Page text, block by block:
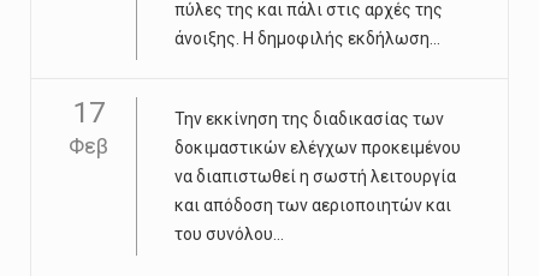
πύλες της και πάλι στις αρχές της
άνοιξης. Η δημοφιλής εκδήλωση...
17
Φεβ
Την εκκίνηση της διαδικασίας των
δοκιμαστικών ελέγχων προκειμένου
να διαπιστωθεί η σωστή λειτουργία
και απόδοση των αεριοποιητών και
του συνόλου...